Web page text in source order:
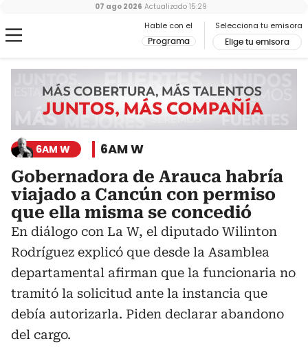
Hable con el
Programa
Selecciona tu emisora
Elige tu emisora
07 ago 2026 Actualizado 15:29
6AM W 6AM W
Gobernadora de Arauca habría
viajado a Cancún con permiso
que ella misma se concedió
En diálogo con La W, el diputado Wilinton
Rodríguez explicó que desde la Asamblea
departamental afirman que la funcionaria no
tramitó la solicitud ante la instancia que
debía autorizarla. Piden declarar abandono
del cargo.